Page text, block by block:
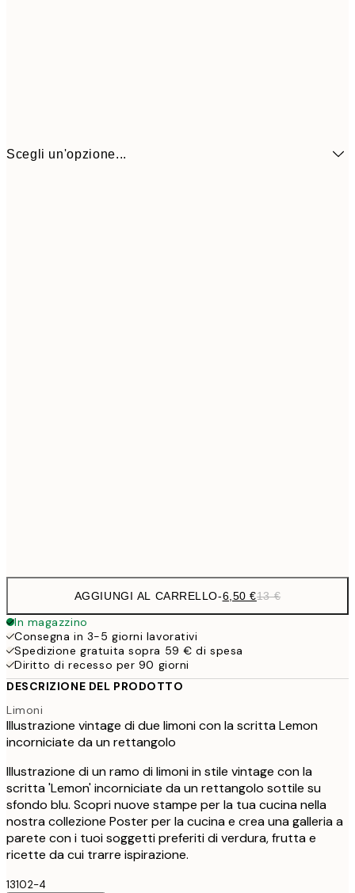
Scegli un'opzione...
AGGIUNGI AL CARRELLO-6,50 €13 €
In magazzino
Consegna in 3-5 giorni lavorativi
Spedizione gratuita sopra 59 € di spesa
Diritto di recesso per 90 giorni
DESCRIZIONE DEL PRODOTTO
Limoni
Illustrazione vintage di due limoni con la scritta Lemon
incorniciate da un rettangolo
Illustrazione di un ramo di limoni in stile vintage con la
scritta 'Lemon' incorniciate da un rettangolo sottile su
sfondo blu. Scopri nuove stampe per la tua cucina nella
nostra collezione Poster per la cucina e crea una galleria a
parete con i tuoi soggetti preferiti di verdura, frutta e
ricette da cui trarre ispirazione.
13102-4